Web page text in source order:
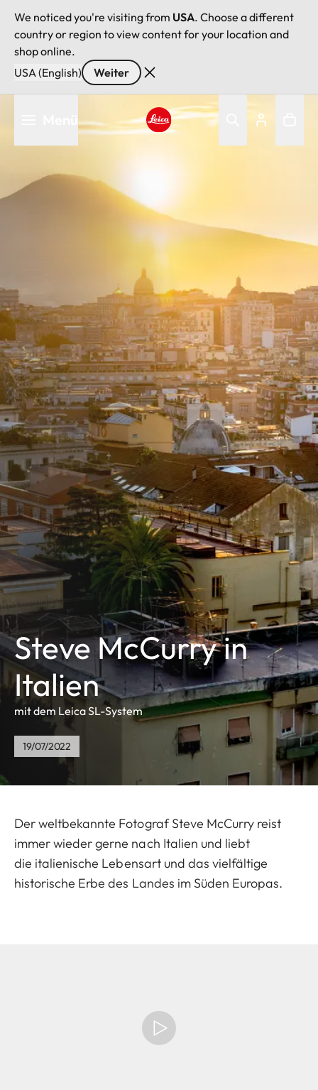
We noticed you're visiting from USA. Choose a different
country or region to view content for your location and
shop online.
USA (English)
Weiter
Steve McCurry in
Italien
mit dem Leica SL-System
19/07/2022
Der weltbekannte Fotograf Steve McCurry reist
immer wieder gerne nach Italien und liebt
die italienische Lebensart und das vielfältige
historische Erbe des Landes im Süden Europas.